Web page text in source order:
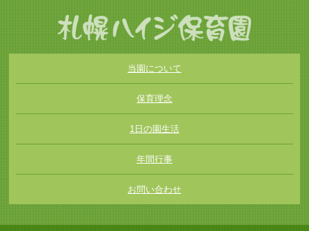
当園について
保育理念
1日の園生活
年間行事
お問い合わせ